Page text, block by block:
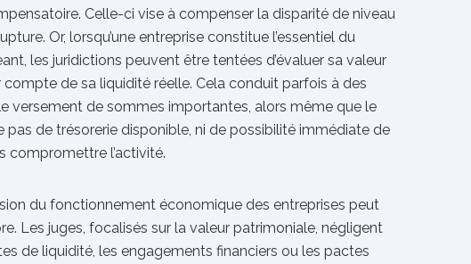
Celle-ci vise à compenser la disparité de niveau
Or, lorsqu’une entreprise constitue l’essentiel du
les juridictions peuvent être tentées d’évaluer sa valeur
de sa liquidité réelle. Cela conduit parfois à des
versement de sommes importantes, alors même que le
pas de trésorerie disponible, ni de possibilité immédiate de
compromettre l’activité.
du fonctionnement économique des entreprises peut
Les juges, focalisés sur la valeur patrimoniale, négligent
de liquidité, les engagements financiers ou les pactes